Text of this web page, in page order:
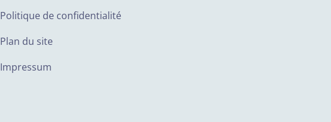
Politique de confidentialité
Plan du site
Impressum